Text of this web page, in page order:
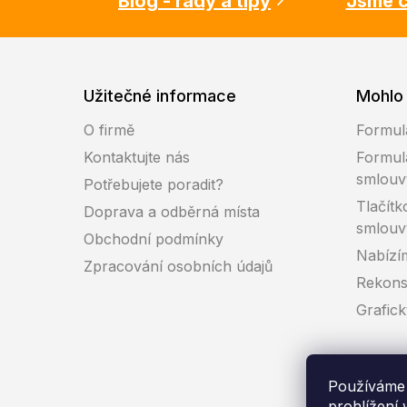
Užitečné informace
O firmě
Kontaktujte nás
Potřebujete poradit?
Doprava a odběrná místa
Obchodní podmínky
Zpracování osobních údajů